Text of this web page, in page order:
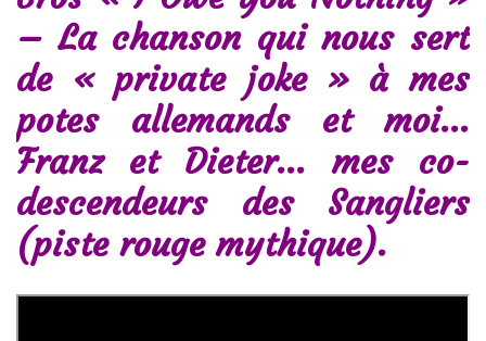
– La chanson qui nous sert
de « private joke » à mes
potes allemands et moi…
Franz et Dieter… mes co-
descendeurs des Sangliers
(piste rouge mythique).